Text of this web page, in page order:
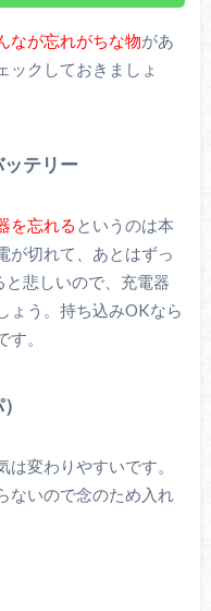
なが忘れがちな物があ
ックしておきましょ
テリー
を忘れる というのは本
が切れて、あとはずっ
悲しいので、充電器
ょう。持ち込みOKなら
。
変わりやすいです。
ないので念のため入れ